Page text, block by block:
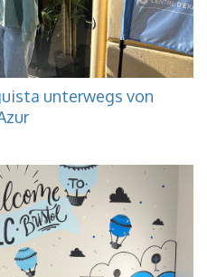
unterwegs von